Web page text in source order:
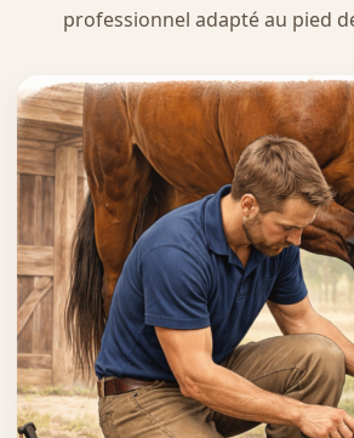
professionnel adapté au pied